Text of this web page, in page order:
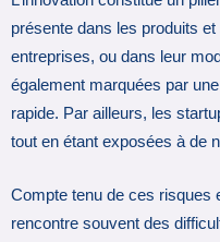
présente dans les produits
entreprises, ou dans leur
également marquées par
rapide. Par ailleurs, les
tout en étant exposées à de
Compte tenu de ces risques
rencontre souvent des